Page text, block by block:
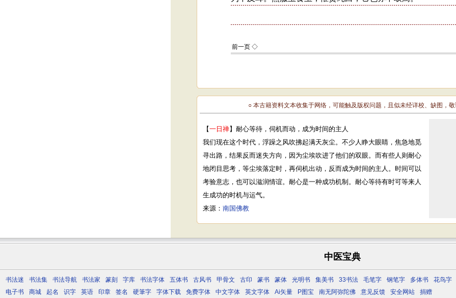
○ 本古籍资料文本收集于网络，可能触及版权问题，且似未经详校、缺图，
【一日禅】耐心等待，伺机而动，成为时间的主人
我们现在这个时代，浮躁之风吹拂起满天灰尘。不少人睁大眼睛，焦急地觅
寻出路，结果反而迷失方向，因为尘埃吹进了他们的双眼。而有些人则耐心
地闭目思考，等尘埃落定时，再伺机出动，反而成为时间的主人。时间可以
考验意志，也可以滋润情谊。耐心是一种成功机制。耐心等待有时可等来人
生成功的时机与运气。
来源： 南国佛教
中医宝典
书法迷 书法集 书法导航 书法家 篆刻 字库 书法字体 五体书 古风书 甲骨文 古印 篆书 篆体 光明书 集美书 33书法 毛笔字 钢笔字 多体书 花鸟字
电子书
商城 起名 识字 英语 印章 签名 硬筆字 字体下载 免费字体 中文字体 英文字体 Ai矢量 P图宝 南无阿弥陀佛 意见反馈 安全网站 捐赠